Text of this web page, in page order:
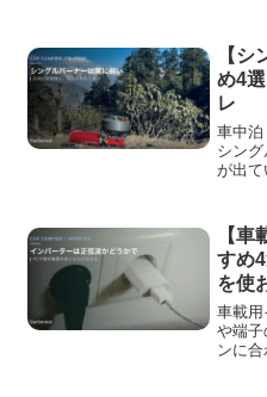
げた
【
め4
レ
車中泊
シン
が出て
【4
【
すめ
を使
車載用
や端子
ンに